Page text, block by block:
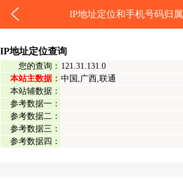
IP地址定位和手机号码归属
IP地址定位查询
您的查询： 121.31.131.0
本站主数据： 中国,广西,联通
本站辅数据：
参考数据一：
参考数据二：
参考数据三：
参考数据四：